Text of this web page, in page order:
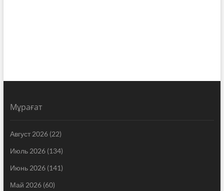
Мұрағат
Август 2026(22)
Июль 2026(134)
Июнь 2026(141)
Май 2026(60)